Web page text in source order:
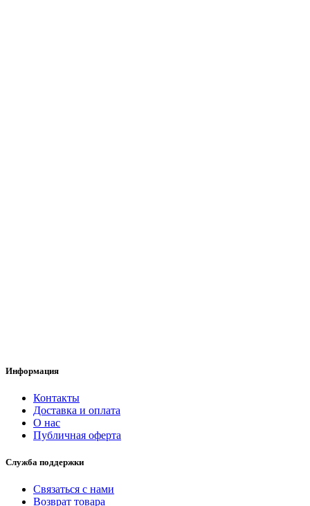
Информация
Контакты
Доставка и оплата
О нас
Публичная оферта
Служба поддержки
Связаться с нами
Возврат товара